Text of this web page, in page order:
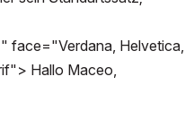
face="Verdana,
Hallo Maceo,